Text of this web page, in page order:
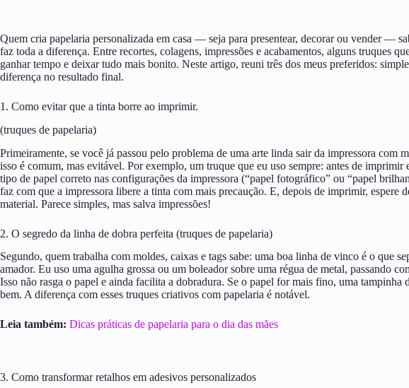
Quem cria papelaria personalizada em casa — seja para presentear, decorar ou vender —
faz toda a diferença. Entre recortes, colagens, impressões e acabamentos, alguns truques
ganhar tempo e deixar tudo mais bonito. Neste artigo, reuni três dos meus preferidos:
diferença no resultado final.
1. Como evitar que a tinta borre ao imprimir.
(truques de papelaria)
Primeiramente, se você já passou pelo problema de uma arte linda sair da impressora com
isso é comum, mas evitável. Por exemplo, um truque que eu uso sempre: antes de imprimir
tipo de papel correto nas configurações da impressora (“papel fotográfico” ou “papel
faz com que a impressora libere a tinta com mais precaução. E, depois de imprimir, espere
material. Parece simples, mas salva impressões!
2. O segredo da linha de dobra perfeita (truques de papelaria)
Segundo, quem trabalha com moldes, caixas e tags sabe: uma boa linha de vinco é o que
amador. Eu uso uma agulha grossa ou um boleador sobre uma régua de metal, passando
Isso não rasga o papel e ainda facilita a dobradura. Se o papel for mais fino, uma tampinha
bem. A diferença com esses truques criativos com papelaria é notável.
Leia também: Dicas práticas de papelaria para o dia das mães
3. Como transformar retalhos em adesivos personalizados